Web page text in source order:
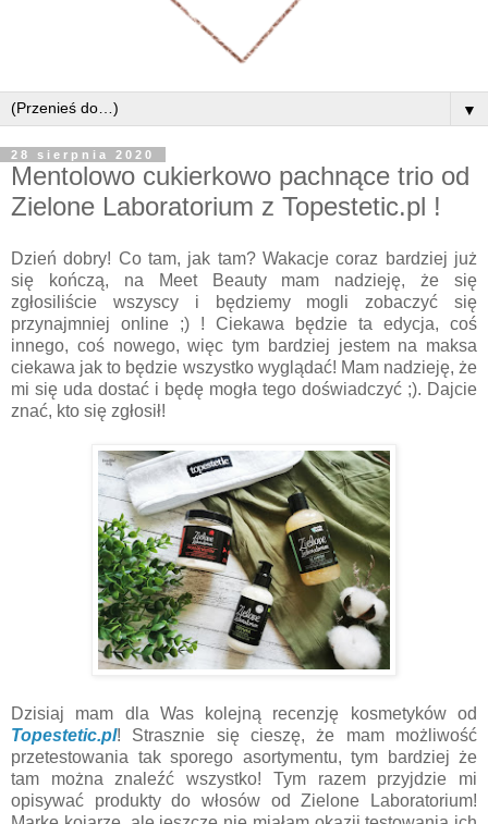
▼
28 sierpnia 2020
Mentolowo cukierkowo pachnące trio od
Zielone Laboratorium z Topestetic.pl !
Dzień dobry! Co tam, jak tam? Wakacje coraz bardziej już
się kończą, na Meet Beauty mam nadzieję, że się
zgłosiliście wszyscy i będziemy mogli zobaczyć się
przynajmniej online ;) ! Ciekawa będzie ta edycja, coś
innego, coś nowego, więc tym bardziej jestem na maksa
ciekawa jak to będzie wszystko wyglądać! Mam nadzieję, że
mi się uda dostać i będę mogła tego doświadczyć ;). Dajcie
znać, kto się zgłosił!
Dzisiaj mam dla Was kolejną recenzję kosmetyków od
Topestetic.pl! Strasznie się cieszę, że mam możliwość
przetestowania tak sporego asortymentu, tym bardziej że
tam można znaleźć wszystko! Tym razem przyjdzie mi
opisywać produkty do włosów od Zielone Laboratorium!